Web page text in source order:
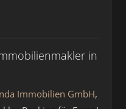
in
Immobilien GmbH,